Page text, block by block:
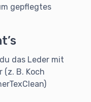
gepflegtes
das Leder mit
(z. B. Koch